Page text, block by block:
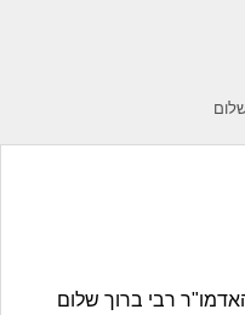
רבי ברוך שלום